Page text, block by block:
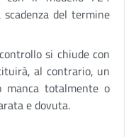
del termine
si chiude con
al contrario, un
totalmente o
e dovuta.